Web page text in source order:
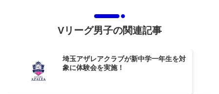
Vリーグ男子の関連記事
埼玉アザレアクラブが新中学一年生を対
象に体験会を実施！